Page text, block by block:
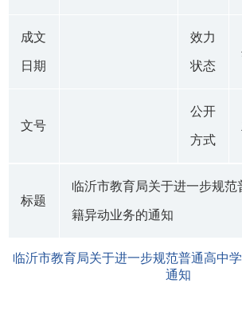
成文
日期
效力
状态
文号
公开
方式
标题
临沂市教育局关于进一步规范
籍异动业务的通知
临沂市教育局关于进一步规范普通高中
通知